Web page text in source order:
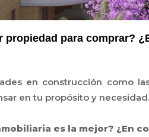
propiedad para comprar?
en construcción como
en tu propósito y
es la mejor? ¿En